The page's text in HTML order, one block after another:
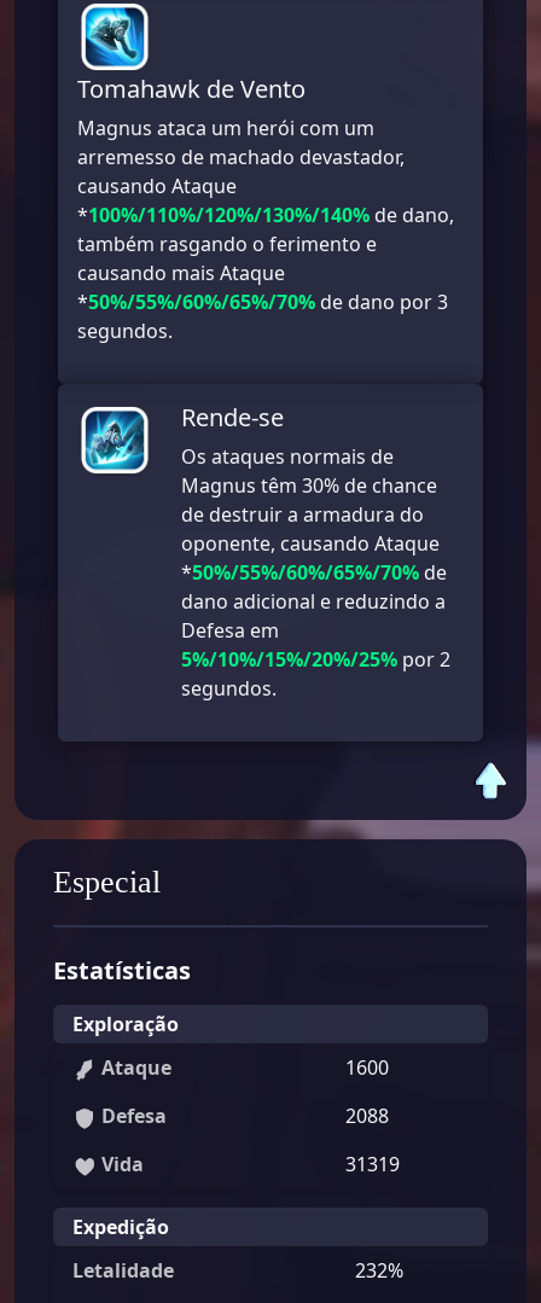
Tomahawk de Vento
Magnus ataca um herói com um
arremesso de machado devastador,
causando Ataque
*100%/110%/120%/130%/140% de dano,
também rasgando o ferimento e
causando mais Ataque
*50%/55%/60%/65%/70% de dano por 3
segundos.
Rende-se
Os ataques normais de
Magnus têm 30% de chance
de destruir a armadura do
oponente, causando Ataque
*50%/55%/60%/65%/70% de
dano adicional e reduzindo a
Defesa em
5%/10%/15%/20%/25% por 2
segundos.
Especial
Estatísticas
Exploração
Ataque
1600
Defesa
2088
Vida
31319
Expedição
Letalidade
232%